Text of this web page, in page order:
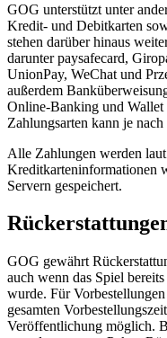
GOG unterstützt unter
Kredit- und Debitkarten
stehen darüber hinaus
darunter paysafecard,
UnionPay, WeChat und
außerdem
Online-Banking und
Zahlungsarten kann je
Alle Zahlungen werden
Kreditkarteninformationen
Servern gespeichert.
GOG gewährt
auch wenn das Spiel
wurde. Für
gesamten
Veröffentlichung möglich.